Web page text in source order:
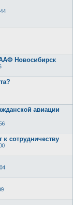
Новосибирск
авиации
сотрудничеству